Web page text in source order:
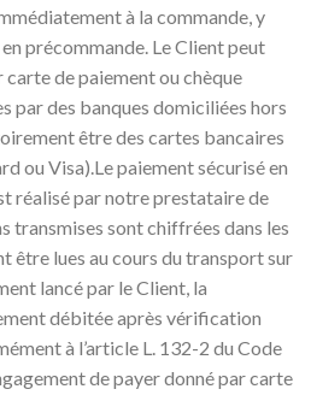
à la commande, y
précommande. Le Client peut
de paiement ou chèque
par des banques domiciliées hors
être des cartes bancaires
ou Visa).Le paiement sécurisé en
réalisé par notre prestataire de
transmises sont chiffrées dans les
être lues au cours du transport sur
lancé par le Client, la
débitée après vérification
à l’article L. 132-2 du Code
de payer donné par carte